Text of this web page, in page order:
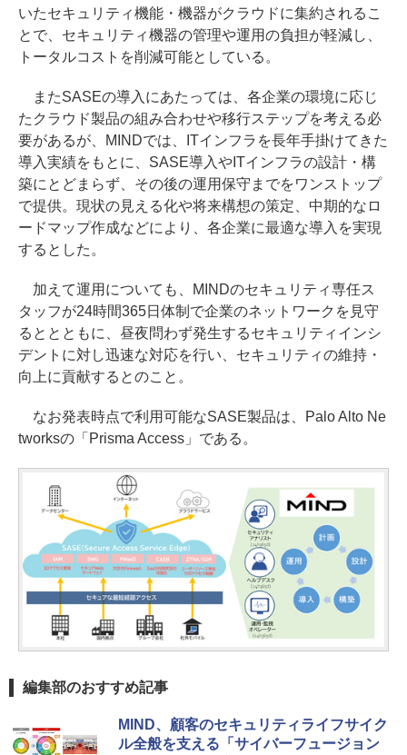
いたセキュリティ機能・機器がクラウドに集約されるこ
とで、セキュリティ機器の管理や運用の負担が軽減し、
トータルコストを削減可能としている。
またSASEの導入にあたっては、各企業の環境に応じ
たクラウド製品の組み合わせや移行ステップを考える必
要があるが、MINDでは、ITインフラを長年手掛けてきた
導入実績をもとに、SASE導入やITインフラの設計・構
築にとどまらず、その後の運用保守までをワンストップ
で提供。現状の見える化や将来構想の策定、中期的なロ
ードマップ作成などにより、各企業に最適な導入を実現
するとした。
加えて運用についても、MINDのセキュリティ専任ス
タッフが24時間365日体制で企業のネットワークを見守
るととともに、昼夜問わず発生するセキュリティインシ
デントに対し迅速な対応を行い、セキュリティの維持・
向上に貢献するとのこと。
なお発表時点で利用可能なSASE製品は、Palo Alto Ne
tworksの「Prisma Access」である。
編集部のおすすめ記事
MIND、顧客のセキュリティライフサイク
ル全般を支える「サイバーフュージョン